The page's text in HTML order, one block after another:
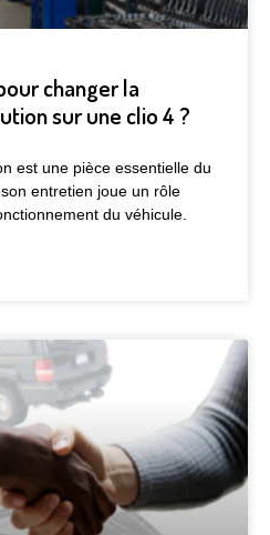
changer la
sur une clio 4 ?
est une pièce essentielle du
entretien joue un rôle
du véhicule.